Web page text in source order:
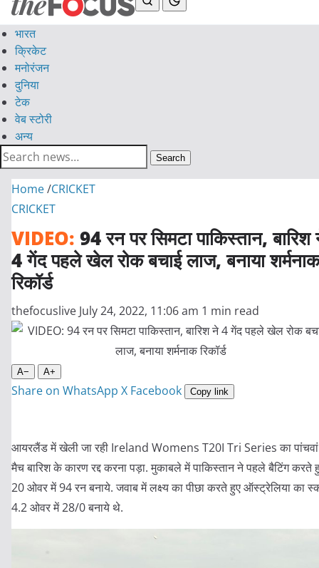
भारत
क्रिकेट
मनोरंजन
दुनिया
टेक
वेब स्टोरी
अन्य
Search
Home/CRICKET
CRICKET
VIDEO: 94 रन पर सिमटा पाकिस्तान, बारिश
4 गेंद पहले खेल रोक बचाई लाज, बनाया शर्मनाक
रिकॉर्ड
thefocuslive July 24, 2022, 11:06 am 1 min read
A− A+
Share on WhatsApp X Facebook Copy link
आयरलैंड में खेली जा रही Ireland Womens T20I Tri Series का पांचवां
मैच बारिश के कारण रद्द करना पड़ा. मुकाबले में पाकिस्तान ने पहले बैटिंग करते
20 ओवर में 94 रन बनाये. जवाब में लक्ष्य का पीछा करते हुए ऑस्ट्रेलिया का
4.2 ओवर में 28/0 बनाये थे.